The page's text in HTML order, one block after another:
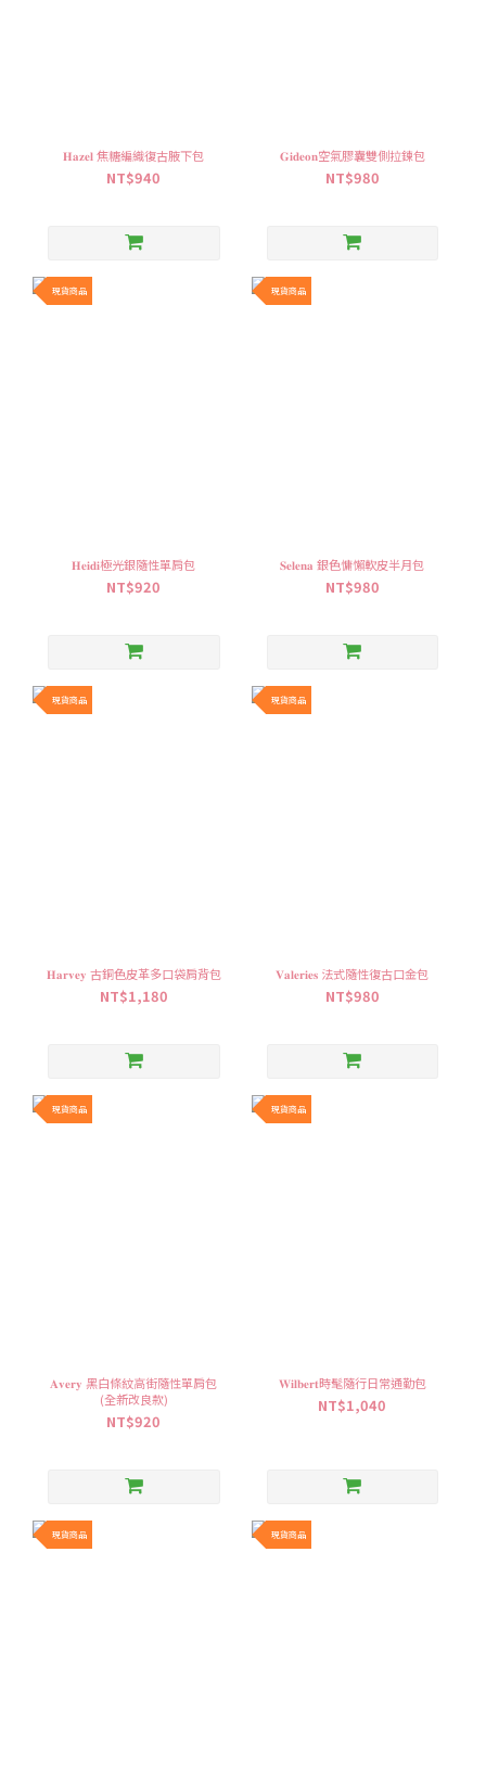
𝐇𝐚𝐳𝐞𝐥 焦糖編織復古腋下包
NT$940
𝐆𝐢𝐝𝐞𝐨𝐧空氣膠囊雙側拉鍊包
NT$980
現貨商品
𝐇𝐞𝐢𝐝𝐢極光銀隨性單肩包
NT$920
現貨商品
⁠𝐒𝐞𝐥𝐞𝐧𝐚 銀色慵懶軟皮半月包
NT$980
現貨商品
𝐇𝐚𝐫𝐯𝐞𝐲 古銅色皮革多口袋肩背包
NT$1,180
現貨商品
𝐕𝐚𝐥𝐞𝐫𝐢𝐞𝐬 法式隨性復古口金包
NT$980
現貨商品
𝐀𝐯𝐞𝐫𝐲 黑白條紋高街隨性單肩包
(全新改良款)
NT$920
現貨商品
𝐖𝐢𝐥𝐛𝐞𝐫𝐭時髦隨行日常通勤包
NT$1,040
現貨商品 現貨商品